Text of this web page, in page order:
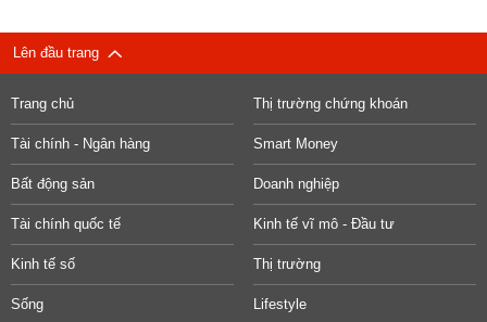
Lên đầu trang
Trang chủ Thị trường chứng khoán
Tài chính - Ngân hàng Smart Money
Bất động sản Doanh nghiệp
Tài chính quốc tế Kinh tế vĩ mô - Đầu tư
Kinh tế số Thị trường
Sống Lifestyle